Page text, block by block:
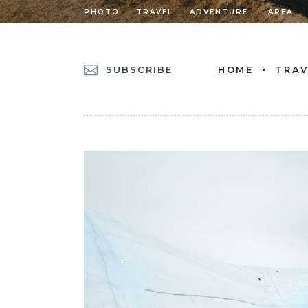
PHOTO TRAVEL ADVENTURE AREA
SUBSCRIBE HOME
CASCADING
GRID HOME